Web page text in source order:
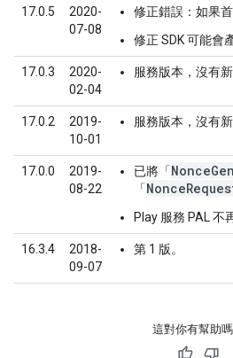
17.0.5
2020-
07-08
修正錯誤：如果
修正 SDK 可能會
17.0.3
2020-
02-04
服務版本，沒有新
17.0.2
2019-
10-01
服務版本，沒有新
17.0.0
2019-
08-22
已將「
「
Play 服務 PAL 不
16.3.4
2018-
09-07
第 1 版。
這對你有幫助嗎